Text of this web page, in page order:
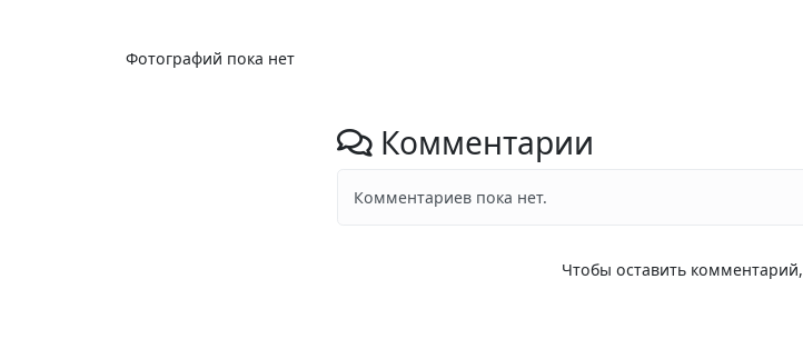
Фотографий пока нет
Комментарии
Комментариев пока нет.
Чтобы оставить комментарий,